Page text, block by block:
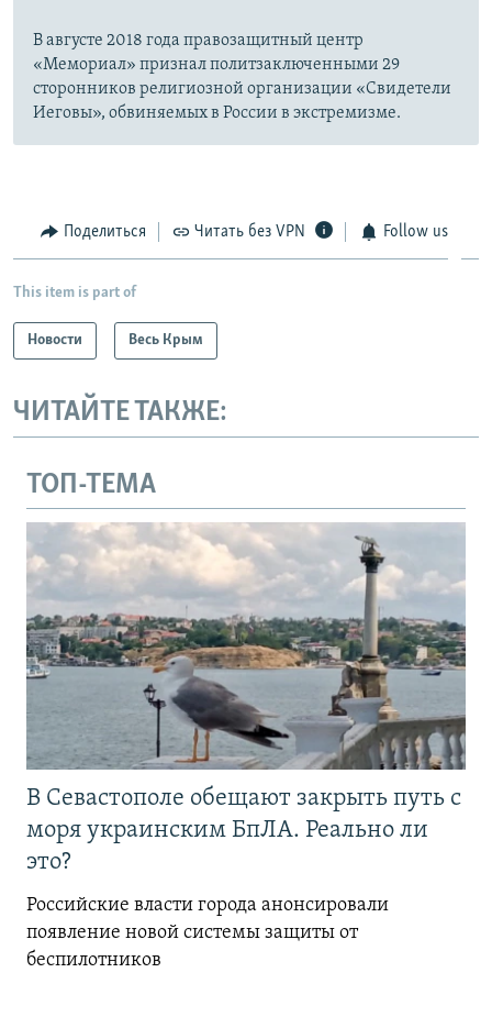
В августе 2018 года правозащитный центр
«Мемориал» признал политзаключенными 29
сторонников религиозной организации «Свидетели
Иеговы», обвиняемых в России в экстремизме.
Поделиться Читать без VPN Follow us
This item is part of
Новости Весь Крым
ЧИТАЙТЕ ТАКЖЕ:
ТОП-ТЕМА
В Севастополе обещают закрыть путь с
моря украинским БпЛА. Реально ли
это?
Российские власти города анонсировали
появление новой системы защиты от
беспилотников